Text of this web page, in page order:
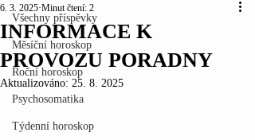
Všechny příspěvky
Měsíční horoskop
Roční horoskop
Psychosomatika
Týdenní horoskop
INFORMACE K
PROVOZU PORADNY
6. 3. 2025 Minut čtení: 2
Aktualizováno: 25. 8. 2025